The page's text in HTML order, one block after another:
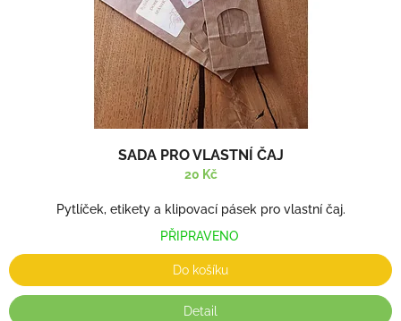
SADA PRO VLASTNÍ ČAJ
20 Kč
Pytlíček, etikety a klipovací pásek pro vlastní čaj.
PŘIPRAVENO
Do košíku
Detail